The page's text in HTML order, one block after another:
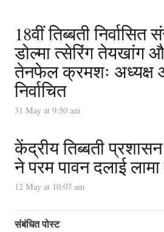
18वीं तिब्बती
डोल्मा त्सेरिंग तेयखांग
तेनफेल क्रमशः अध्यक्ष
निर्वाचित
31 May at 9:50 am
केंद्रीय तिब्बती
ने परम पावन दलाई
12 May at 10:07 am
संबंधित पोस्ट